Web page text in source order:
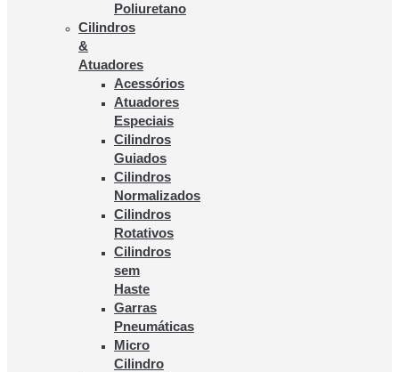
Poliuretano
Cilindros
&
Atuadores
Acessórios
Atuadores
Especiais
Cilindros
Guiados
Cilindros
Normalizados
Cilindros
Rotativos
Cilindros
sem
Haste
Garras
Pneumáticas
Micro
Cilindro